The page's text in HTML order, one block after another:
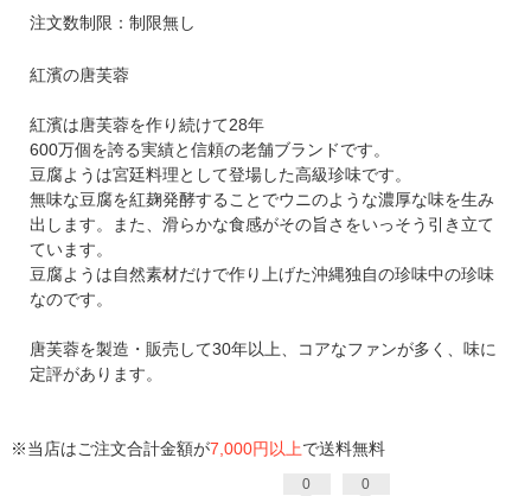
注文数制限：制限無し
紅濱の唐芙蓉
紅濱は唐芙蓉を作り続けて28年
600万個を誇る実績と信頼の老舗ブランドです。
豆腐ようは宮廷料理として登場した高級珍味です。
無味な豆腐を紅麹発酵することでウニのような濃厚な味を生み
出します。また、滑らかな食感がその旨さをいっそう引き立て
ています。
豆腐ようは自然素材だけで作り上げた沖縄独自の珍味中の珍味
なのです。
唐芙蓉を製造・販売して30年以上、コアなファンが多く、味に
定評があります。
※当店はご注文合計金額が7,000円以上で送料無料
0 0